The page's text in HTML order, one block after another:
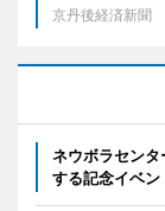
京丹後経済新聞
ネウボラセン
する記念イベン